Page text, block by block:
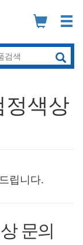
색상
립니다.
문의